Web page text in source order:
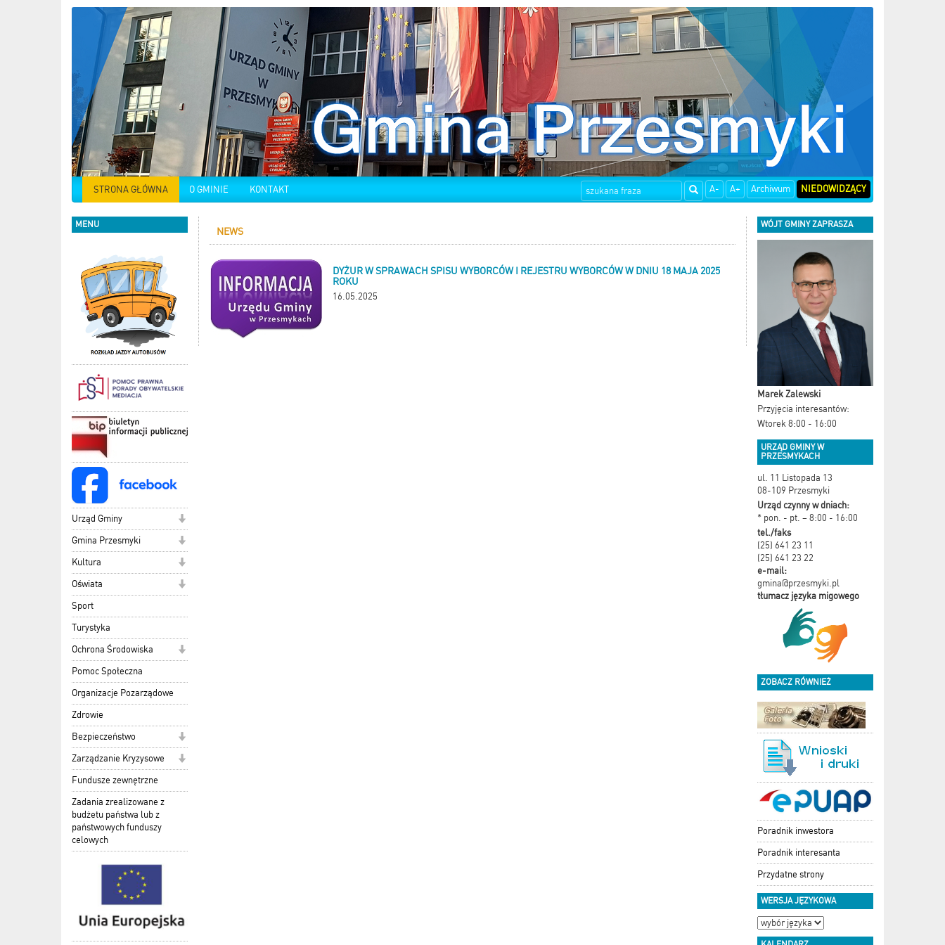
STRONA GŁÓWNA O GMINIE KONTAKT A- A+ Archiwum NIEDOWIDZĄCY
MENU
Urząd Gminy
Gmina Przesmyki
Kultura
Oświata
Sport
Turystyka
Ochrona Środowiska
Pomoc Społeczna
Organizacje Pozarządowe
Zdrowie
Bezpieczeństwo
Zarządzanie Kryzysowe
Fundusze zewnętrzne
Zadania zrealizowane z
budżetu państwa lub z
państwowych funduszy
celowych
NEWS
DYŻUR W SPRAWACH SPISU WYBORCÓW I REJESTRU WYBORCÓW W DNIU 18 MAJA 2025
ROKU
16.05.2025
WÓJT GMINY ZAPRASZA
Marek Zalewski
Przyjęcia interesantów:
Wtorek 8:00 - 16:00
URZĄD GMINY W
PRZESMYKACH
ul. 11 Listopada 13
08-109 Przesmyki
Urząd czynny w dniach:
* pon. - pt. – 8:00 - 16:00
tel./faks
(25) 641 23 11
(25) 641 23 22
e-mail:
gmina@przesmyki.pl
tłumacz języka migowego
ZOBACZ RÓWNIEŻ
Poradnik inwestora
Poradnik interesanta
Przydatne strony
WERSJA JĘZYKOWA